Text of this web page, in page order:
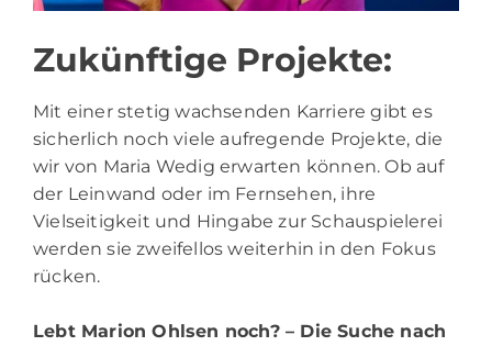
Zukünftige Projekte:
Mit einer stetig wachsenden Karriere gibt es
sicherlich noch viele aufregende Projekte, die
wir von Maria Wedig erwarten können. Ob auf
der Leinwand oder im Fernsehen, ihre
Vielseitigkeit und Hingabe zur Schauspielerei
werden sie zweifellos weiterhin in den Fokus
rücken.
Lebt Marion Ohlsen noch?– Die Suche nach